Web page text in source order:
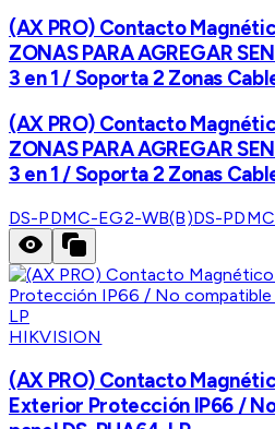
(AX PRO) Contacto
ZONAS PARA AGREGAR
3 en 1 / Soporta 2 Zonas
(AX PRO) Contacto
ZONAS PARA AGREGAR
3 en 1 / Soporta 2 Zonas
DS-PDMC-EG2-WB(B)DS-
HIKVISION
(AX PRO) Contacto
Exterior Protección IP66 /